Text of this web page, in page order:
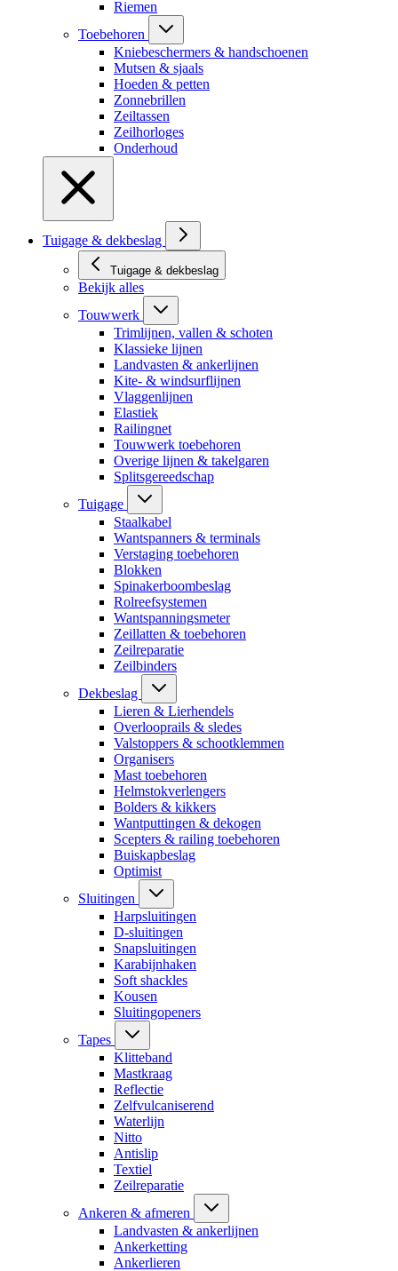
Riemen
Toebehoren
Kniebeschermers & handschoenen
Mutsen & sjaals
Hoeden & petten
Zonnebrillen
Zeiltassen
Zeilhorloges
Onderhoud
Tuigage & dekbeslag
Tuigage & dekbeslag
Bekijk alles
Touwwerk
Trimlijnen, vallen & schoten
Klassieke lijnen
Landvasten & ankerlijnen
Kite- & windsurflijnen
Vlaggenlijnen
Elastiek
Railingnet
Touwwerk toebehoren
Overige lijnen & takelgaren
Splitsgereedschap
Tuigage
Staalkabel
Wantspanners & terminals
Verstaging toebehoren
Blokken
Spinakerboombeslag
Rolreefsystemen
Wantspanningsmeter
Zeillatten & toebehoren
Zeilreparatie
Zeilbinders
Dekbeslag
Lieren & Lierhendels
Overlooprails & sledes
Valstoppers & schootklemmen
Organisers
Mast toebehoren
Helmstokverlengers
Bolders & kikkers
Wantputtingen & dekogen
Scepters & railing toebehoren
Buiskapbeslag
Optimist
Sluitingen
Harpsluitingen
D-sluitingen
Snapsluitingen
Karabijnhaken
Soft shackles
Kousen
Sluitingopeners
Tapes
Klitteband
Mastkraag
Reflectie
Zelfvulcaniserend
Waterlijn
Nitto
Antislip
Textiel
Zeilreparatie
Ankeren & afmeren
Landvasten & ankerlijnen
Ankerketting
Ankerlieren